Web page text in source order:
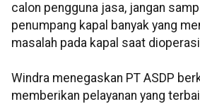
calon pengguna jasa, jangan
penumpang kapal banyak yang
masalah pada kapal saat
Windra menegaskan PT ASDP
memberikan pelayanan yang